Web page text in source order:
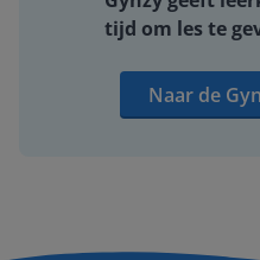
tijd om les te
Naar de